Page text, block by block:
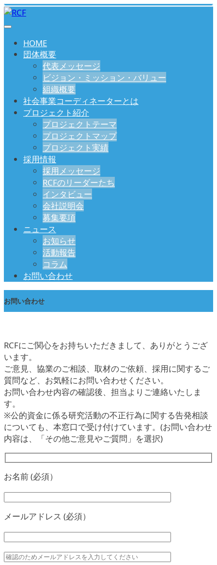
HOME
団体概要
代表メッセージ
ビジョン・ミッション・バリュー
組織概要
社会事業コーディネーターとは
プロジェクト紹介
プロジェクトテーマ
プロジェクトマップ
プロジェクト実績
採用情報
採用メッセージ
RCFのリーダーたち
インタビュー
会社説明会
募集要項
ニュース
お知らせ
活動報告
コラム
お問い合わせ
お問い合わせ
RCFにご関心をお持ちいただきまして、ありがとうござ
います。
ご意見、協業のご相談、取材のご依頼、採用に関するご
質問など、お気軽にお問い合わせください。
お問い合わせ内容の確認後、担当よりご連絡いたしま
す。
※公的資金に係る研究活動の不正行為に関する告発相談
についても、本窓口で受け付けています。(お問い合わせ
内容は、「その他ご意見やご質問」を選択)
お名前 (必須）
メールアドレス (必須）